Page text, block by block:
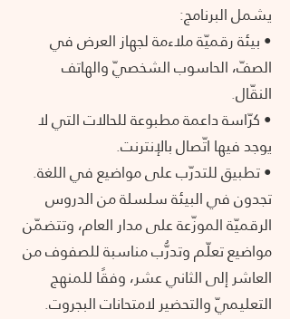
يشمل البرنامج:
• بيئة رقميّة ملاءمة لجهاز العرض في
الصفّ، الحاسوب الشخصيّ والهاتف
النقّال.
• كرّاسة داعمة مطبوعة للحالات التي لا
يوجد فيها اتّصال بالإنترنت.
• تطبيق للتدرّب على مواضيع في اللغة.
تجدون في البيئة سلسلة من الدروس
الرقميّة الموزّعة على مدار العام، وتتضمّن
مواضيع تعلّم وتدرُّب مناسبة للصفوف من
العاشر إلى الثاني عشر، وفقًا للمنهج
التعليميّ والتحضير لامتحانات البجروت.